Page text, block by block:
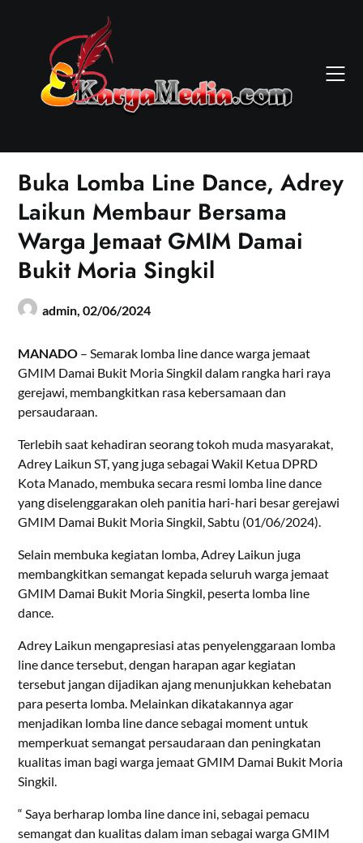
Buka Lomba Line Dance, Adrey
Laikun Membaur Bersama
Warga Jemaat GMIM Damai
Bukit Moria Singkil
admin,02/06/2024
MANADO – Semarak lomba line dance warga jemaat
GMIM Damai Bukit Moria Singkil dalam rangka hari raya
gerejawi, membangkitkan rasa kebersamaan dan
persaudaraan.
Terlebih saat kehadiran seorang tokoh muda masyarakat,
Adrey Laikun ST, yang juga sebagai Wakil Ketua DPRD
Kota Manado, membuka secara resmi lomba line dance
yang diselenggarakan oleh panitia hari-hari besar gerejawi
GMIM Damai Bukit Moria Singkil, Sabtu (01/06/2024).
Selain membuka kegiatan lomba, Adrey Laikun juga
membangkitkan semangat kepada seluruh warga jemaat
GMIM Damai Bukit Moria Singkil, peserta lomba line
dance.
Adrey Laikun mengapresiasi atas penyelenggaraan lomba
line dance tersebut, dengan harapan agar kegiatan
tersebut jangan dijadikan ajang menunjukkan kehebatan
para peserta lomba. Melainkan dikatakannya agar
menjadikan lomba line dance sebagai moment untuk
memperkuat semangat persaudaraan dan peningkatan
kualitas iman bagi warga jemaat GMIM Damai Bukit Moria
Singkil.
“ Saya berharap lomba line dance ini, sebagai pemacu
semangat dan kualitas dalam iman sebagai warga GMIM